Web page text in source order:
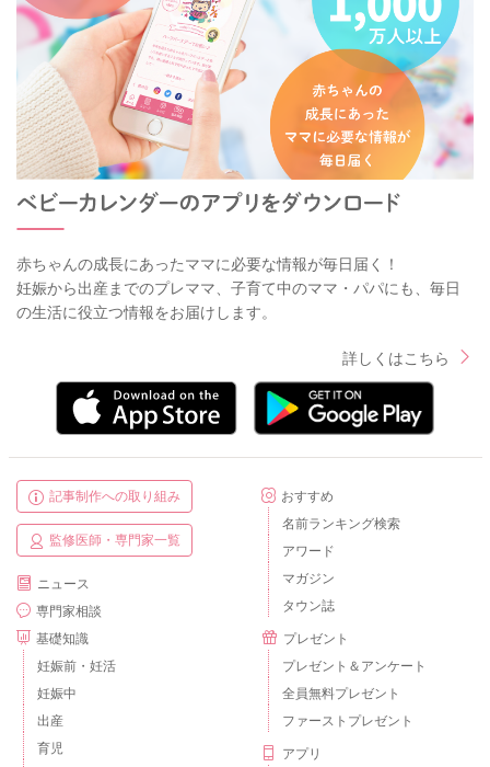
赤ちゃんの成長にあったママに必要な情報が毎日届く！
妊娠から出産までのプレママ、子育て中のママ・パパにも、毎日
の生活に役立つ情報をお届けします。
詳しくはこちら
記事制作への取り組み
監修医師・専門家一覧
ニュース
専門家相談
基礎知識
妊娠前・妊活
妊娠中
出産
育児
おすすめ
名前ランキング検索
アワード
マガジン
タウン誌
プレゼント
プレゼント＆アンケート
全員無料プレゼント
ファーストプレゼント
アプリ